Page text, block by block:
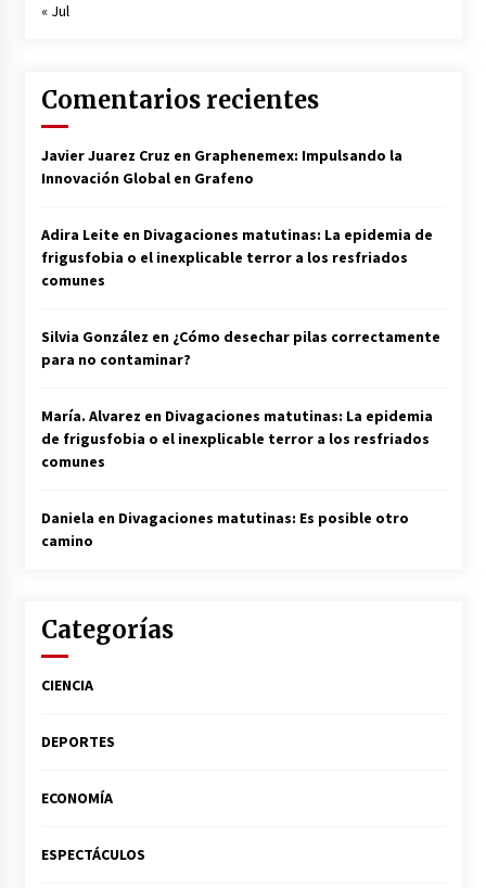
« Jul
Comentarios recientes
Javier Juarez Cruz en Graphenemex: Impulsando la
Innovación Global en Grafeno
Adira Leite en Divagaciones matutinas: La epidemia de
frigusfobia o el inexplicable terror a los resfriados
comunes
Silvia González en ¿Cómo desechar pilas correctamente
para no contaminar?
María. Alvarez en Divagaciones matutinas: La epidemia
de frigusfobia o el inexplicable terror a los resfriados
comunes
Daniela en Divagaciones matutinas: Es posible otro
camino
Categorías
CIENCIA
DEPORTES
ECONOMÍA
ESPECTÁCULOS